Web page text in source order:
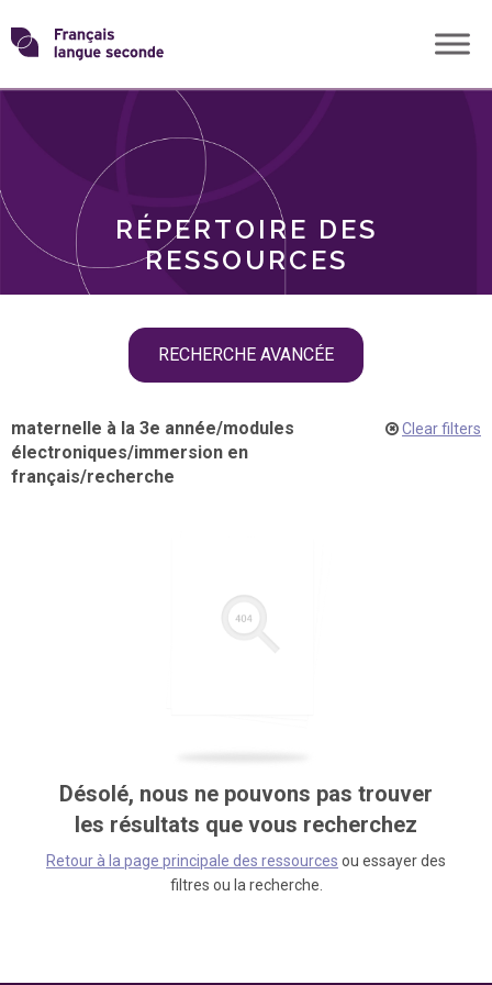
Skip
toTransformons
langue
RÉPERTOIRE DES
RESSOURCES
RECHERCHE AVANCÉE
THÈMES
maternelle à la 3e année/modules
électroniques/immersion en
français/recherche
Clear filters
Désolé, nous ne pouvons pas trouver
les résultats que vous recherchez
Retour à la page principale des ressources ou essayer des
filtres ou la recherche.